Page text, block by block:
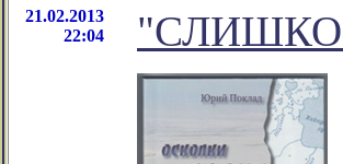
21.02.2013
22:04